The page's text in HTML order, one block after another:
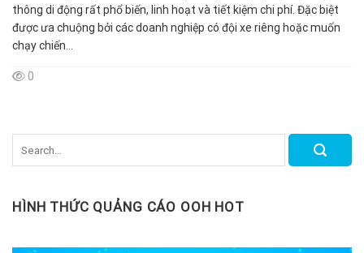
thông di động rất phổ biến, linh hoạt và tiết kiệm chi phí. Đặc biệt
được ưa chuộng bởi các doanh nghiệp có đội xe riêng hoặc muốn
chạy chiến...
0
HÌNH THỨC QUẢNG CÁO OOH HOT